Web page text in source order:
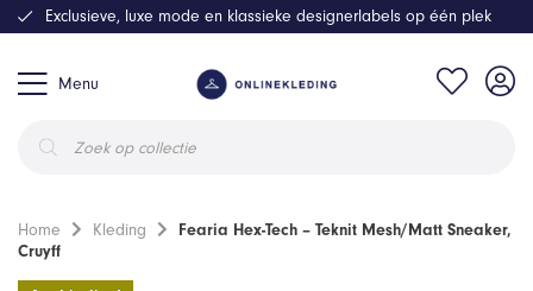
Menu
zoeken
Exclusieve, luxe mode en klassieke designerlabels op één plek
Home Kleding
Fearia Hex-Tech – Teknit Mesh/Matt Sneaker,
Cruyff